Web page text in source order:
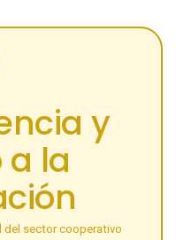
y
a la
del sector cooperativo